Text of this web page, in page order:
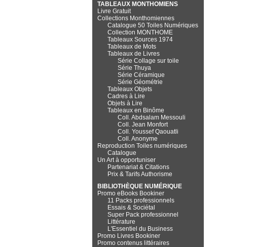
TABLEAUX MONTHOMIENS
Livre Gratuit
Collections Monthomiennes
Catalogue 50 Toiles Numériques
Collection MONTHOME
Tableaux Sources 1974
Tableaux de Mots
Tableaux de Livres
Série Collage sur toile
Série Thuya
Série Céramique
Série Géométrie
Tableaux Objets
Cadres à Lire
Objets à Lire
Tableaux en Binôme
Coll. Abdsalam Messouli
Coll. Jean Monfort
Coll. Youssef Qaouatli
Coll. Anonyme
Reproduction Toiles numériques
Catalogue
Un Art à opportuniser
Partenariat & Citations
Prix & Tarifs Authorisme
BIBLIOTHÈQUE NUMÉRIQUE
Promo eBooks Bookiner
11 Packs professionnels
Essais & Sociétal
Super Pack professionnel
Littérature
L'Essentiel du Business
Promo Livres Bookiner
Promo contenus littéraires